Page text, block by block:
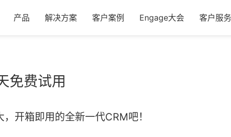
产品
解决方案 客户案例 Engage大会 客户服务
免费试用
开箱即用的全新一代CRM吧！